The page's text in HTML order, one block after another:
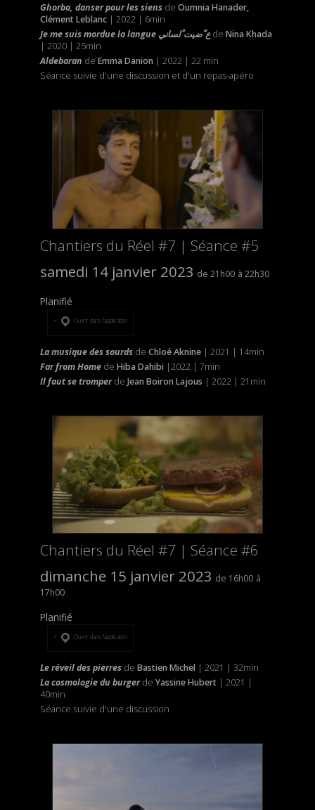
Ghorba, danser pour les siensde Oumnia Hanader,
Clément Leblanc| 2022 | 6min
Je me suis mordue la langue ع ّضيت ْلسانيde Nina Khada
| 2020 | 25min
Aldebaran de Emma Danion | 2022 | 22 min
Séance suivie d'une discussion et d'un repas-apéro
Chantiers du Réel #7 | Séance #5
samedi 14 janvier 2023
21h00 22h30
Planifié
Ouvrir dans l’application
La musique des sourdsde Chloé Aknine| 2021 | 14min
Far from Homede Hiba Dahibi|2022 | 7min
Il faut se tromperde Jean Boiron Lajous | 2022 | 21min
Chantiers du Réel #7 | Séance #6
dimanche 15 janvier 2023
16h00
17h00
Planifié
Ouvrir dans l’application
Le réveil des pierresde Bastien Michel| 2021 | 32min
La cosmologie du burgerde Yassine Hubert| 2021 |
40min
Séance suivie d'une discussion